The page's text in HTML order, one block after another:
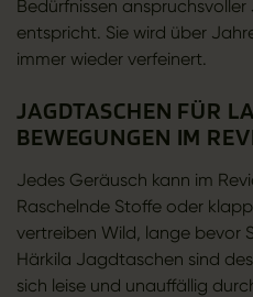
Bedürfnissen
entspricht. Sie wird über
immer wieder verfeinert.
JAGDTASCHEN FÜR
BEWEGUNGEN IM
Jedes Geräusch kann im
Raschelnde Stoffe oder
vertreiben Wild, lange bevor
Härkila Jagdtaschen sind
sich leise und unauffällig